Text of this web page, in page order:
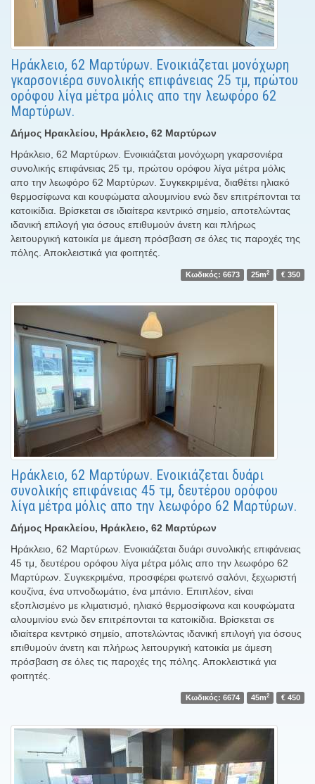
Ηράκλειο, 62 Μαρτύρων. Ενοικιάζεται μονόχωρη
γκαρσονιέρα συνολικής επιφάνειας 25 τμ, πρώτου
ορόφου λίγα μέτρα μόλις απο την λεωφόρο 62
Μαρτύρων.
Δήμος Ηρακλείου, Ηράκλειο, 62 Μαρτύρων
Ηράκλειο, 62 Μαρτύρων. Ενοικιάζεται μονόχωρη γκαρσονιέρα
συνολικής επιφάνειας 25 τμ, πρώτου ορόφου λίγα μέτρα μόλις
απο την λεωφόρο 62 Μαρτύρων. Συγκεκριμένα, διαθέτει ηλιακό
θερμοσίφωνα και κουφώματα αλουμινίου ενώ δεν επιτρέπονται τα
κατοικίδια. Βρίσκεται σε ιδιαίτερα κεντρικό σημείο, αποτελώντας
ιδανική επιλογή για όσους επιθυμούν άνετη και πλήρως
λειτουργική κατοικία με άμεση πρόσβαση σε όλες τις παροχές της
πόλης. Αποκλειστικά για φοιτητές.
Κωδικός: 6673 25m2 € 350
Ηράκλειο, 62 Μαρτύρων. Ενοικιάζεται δυάρι
συνολικής επιφάνειας 45 τμ, δευτέρου ορόφου
λίγα μέτρα μόλις απο την λεωφόρο 62 Μαρτύρων.
Δήμος Ηρακλείου, Ηράκλειο, 62 Μαρτύρων
Ηράκλειο, 62 Μαρτύρων. Ενοικιάζεται δυάρι συνολικής επιφάνειας
45 τμ, δευτέρου ορόφου λίγα μέτρα μόλις απο την λεωφόρο 62
Μαρτύρων. Συγκεκριμένα, προσφέρει φωτεινό σαλόνι, ξεχωριστή
κουζίνα, ένα υπνοδωμάτιο, ένα μπάνιο. Επιπλέον, είναι
εξοπλισμένο με κλιματισμό, ηλιακό θερμοσίφωνα και κουφώματα
αλουμινίου ενώ δεν επιτρέπονται τα κατοικίδια. Βρίσκεται σε
ιδιαίτερα κεντρικό σημείο, αποτελώντας ιδανική επιλογή για όσους
επιθυμούν άνετη και πλήρως λειτουργική κατοικία με άμεση
πρόσβαση σε όλες τις παροχές της πόλης. Αποκλειστικά για
φοιτητές.
Κωδικός: 6674 45m2 € 450